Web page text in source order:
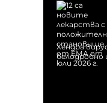
Хендра
белодробно